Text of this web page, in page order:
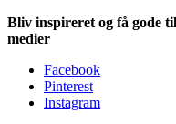
Bliv inspireret og få gode
medier
Facebook
Pinterest
Instagram